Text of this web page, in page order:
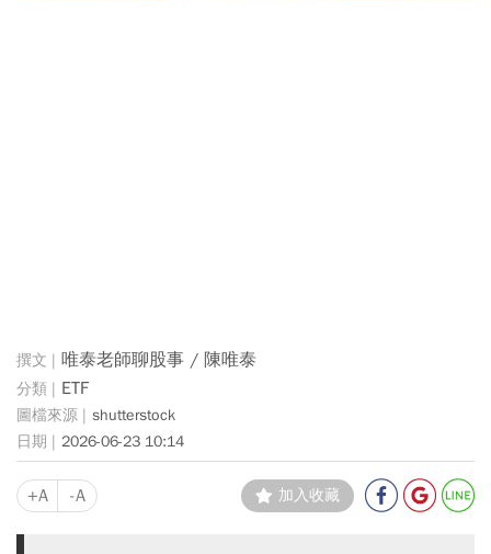
唯泰老師聊股事 / 陳唯泰
ETF
shutterstock
2026-06-23 10:14
+A -A 加入收藏